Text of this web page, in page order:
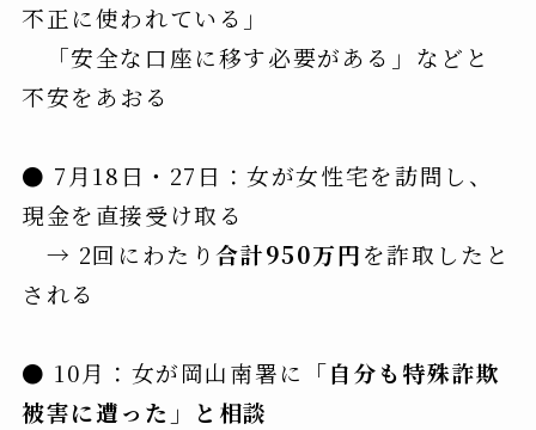
不正に使われている」
「安全な口座に移す必要がある」などと
不安をあおる
● 7月18日・27日：女が女性宅を訪問し、
現金を直接受け取る
→ 2回にわたり合計950万円を詐取したと
される
● 10月：女が岡山南署に 「自分も特殊詐欺
被害に遭った」と相談